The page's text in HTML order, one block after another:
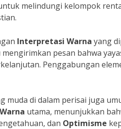
melindungi kelompok
Interpretasi Warna yang
pesan bahwa
Penggabungan
di dalam perisai juga
utama, menunjukkan
dan Optimisme